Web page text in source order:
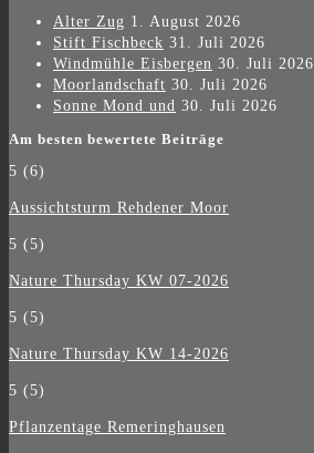
Alter Zug 1. August 2026
Stift Fischbeck 31. Juli 2026
Windmühle Eisbergen 30. Juli 2026
Moorlandschaft 30. Juli 2026
Sonne Mond und 30. Juli 2026
Am besten bewertete Beiträge
5 (6)
Aussichtsturm Rehdener Moor
5 (5)
Nature Thursday KW 07-2026
5 (5)
Nature Thursday KW 14-2026
5 (5)
Pflanzentage Remeringhausen